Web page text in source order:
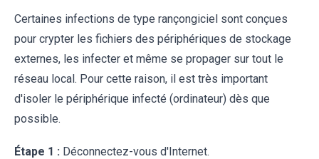
Certaines infections de type rançongiciel sont conçues
pour crypter les fichiers des périphériques de stockage
externes, les infecter et même se propager sur tout le
réseau local. Pour cette raison, il est très important
d'isoler le périphérique infecté (ordinateur) dès que
possible.
Étape 1 : Déconnectez-vous d'Internet.